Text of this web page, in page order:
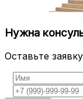
Нужна
Оставьте